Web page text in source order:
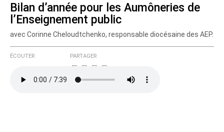
Bilan d’année pour les Aumôneries de
l’Enseignement public
avec Corinne Cheloudtchenko, responsable diocésaine des AEP.
ÉCOUTER PARTAGER